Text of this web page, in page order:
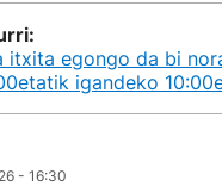
itxita egongo da bi
igandeko
- 16:30